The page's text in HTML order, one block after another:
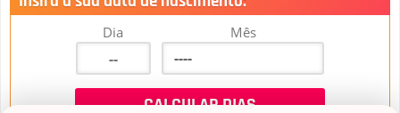
Dia Mês